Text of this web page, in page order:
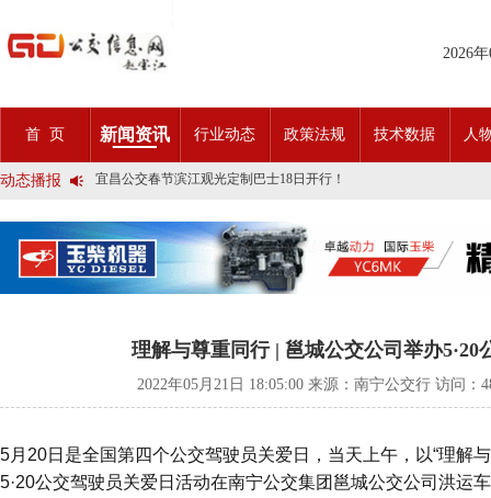
2026
首 页 新闻资讯 行业动态 政策法规 技术数据 人
动态播报
石河子市公交公司荣获全国五一劳动奖状
宜昌公交春节滨江观光定制巴士18日开行！
传承张謇精神•厚植为民情怀•党建引领前行•文化润企发展——南通
岁月为鉴人民为证，百年北京公交实现历史性跨越！
今日生效！新《安全生产法》处罚条款对照
交通运输部、科学技术部发布关于科技创新驱动加快建设交通强国
2025市民出行新方案 | 久事公交开通首条需求响应式定制班线
第九届公交都市发展论坛 (深圳)邀请函
宜昌公交春节滨江观光定制巴士18日开行！
传承张謇精神•厚植为民情怀•党建引领前行•文化润企发展——南通
创新 实践 沟通 | 聚焦「智慧公交」目标 助推公交转型发展——沪苏
理解与尊重同行 | 邕城公交公司举办5·20
2022年05月21日 18:05:00 来源：南宁公交行 访问：
5月20日是全国第四个公交驾驶员关爱日，当天上午，以“理解
5·20公交驾驶员关爱日活动在南宁公交集团邕城公交公司洪运